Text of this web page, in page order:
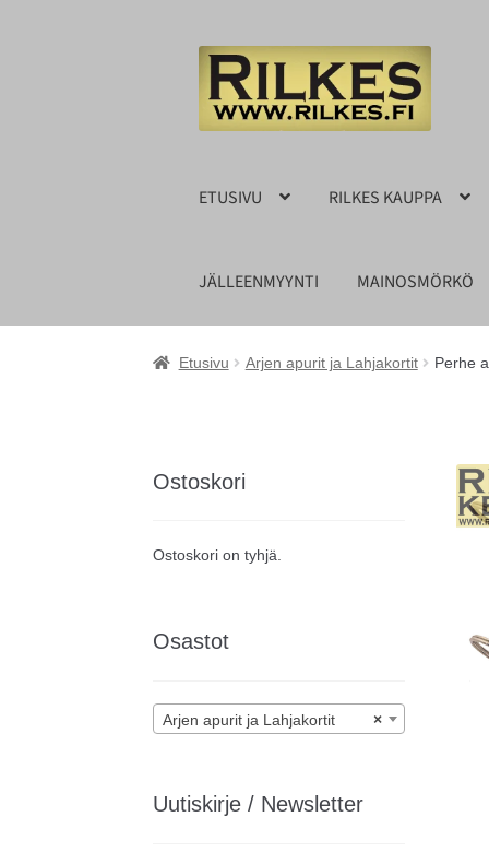
Siirry
navigointiin
Siirry
sisältöön
ETUSIVU RILKES KAUPPA
JÄLLEENMYYNTI MAINOSMÖRKÖ
Etusivu Arjen apurit ja Lahjakortit Perhe
Ostoskori
Ostoskori on tyhjä.
Osastot
×
Arjen apurit ja Lahjakortit
Uutiskirje / Newsletter